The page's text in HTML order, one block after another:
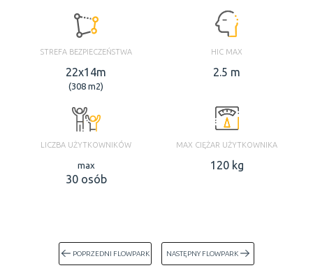
STREFA BEZPIECZEŃSTWA
22x14m
(308 m2)
HIC MAX
2.5 m
LICZBA UŻYTKOWNIKÓW
max
30 osób
MAX CIĘŻAR UŻYTKOWNIKA
120 kg
POPRZEDNI FLOWPARK NASTĘPNY FLOWPARK